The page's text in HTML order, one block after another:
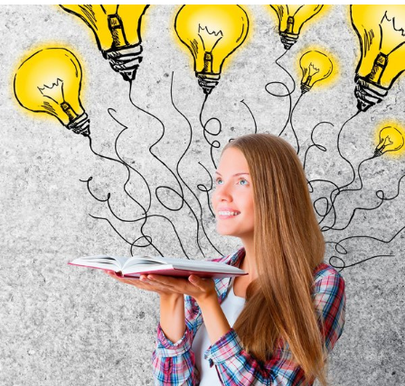
Therapeutensoftware
Pflegesoftware
Pflege-App
Vorfinanzierung
Telematikinfrastruktur (TI)
Rehasport & Funktionstraining